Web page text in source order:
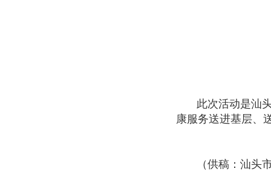
此次活动是汕
康服务送进基层、
（供稿：汕头